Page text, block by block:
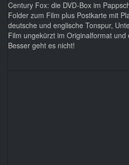
Century Fox: die DVD-Box im
Folder zum Film plus Postkarte mit
deutsche und englische Tonspur,
Film ungekürzt im Originalformat
Besser geht es nicht!